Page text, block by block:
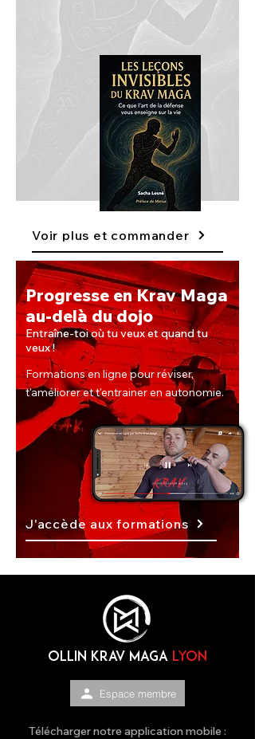
Voir plus et commander
Progresse en Krav Maga
au-delà du dojo
Entraîne-toi où tu veux et quand tu
veux !
Formations en ligne pour réviser,
t'améliorer et t'entrainer en autonomie.
J'accède aux formations
OLLIN KRAV MAGA lyon
Espace membre
Télécharger notre application mobile :